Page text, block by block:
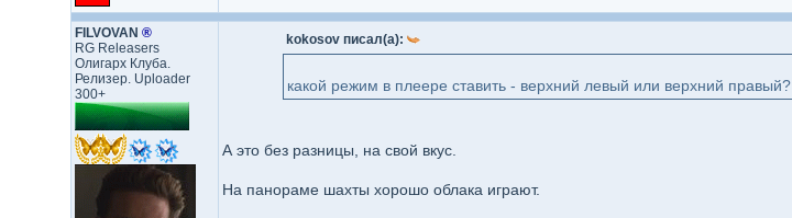
FILVOVAN ®
RG Releasers
Олигарх Клуба.
Релизер. Uploader
300+
kokosov писал(а):
какой режим в плеере ставить - верхний левый или верхний правый?
А это без разницы, на свой вкус.
На панораме шахты хорошо облака играют.